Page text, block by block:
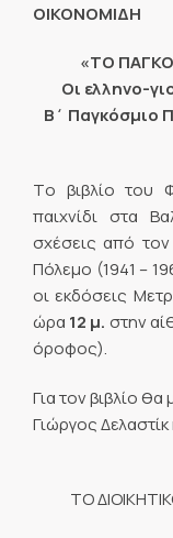
ΟΙΚΟΝΟΜΙΔΗ
«ΤΟ
Οι ελληνο-
Β΄ Παγκόσμιο
Tο βιβλίο του
παιχνίδι στα
σχέσεις από
Πόλεμο (1941 –
οι εκδόσεις
ώρα 12 μ. στην
όροφος).
Για τον βιβλίο
Γιώργος
ΤΟ